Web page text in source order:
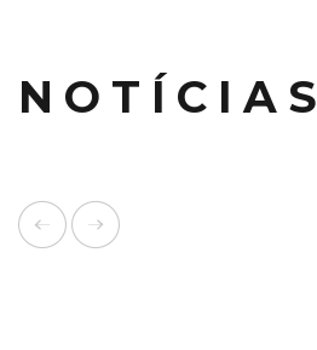
NOTÍCIAS